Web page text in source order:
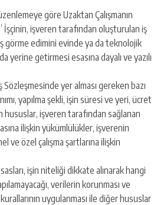
göre Uzaktan Çalışmanın
İşçinin, işveren tarafından oluşturulan iş
görme edimini evinde ya da teknolojik
yerine getirmesi esasına dayalı ve yazılı
Sözleşmesinde yer alması gereken bazı
yapılma şekli, işin süresi ve yeri, ücret
işveren tarafından sağlanan
ilişkin yükümlülükler, işverenin
ve özel çalışma şartlarına ilişkin
işin niteliği dikkate alınarak hangi
verilerin korunması ve
uygulanması ile diğer hususlar